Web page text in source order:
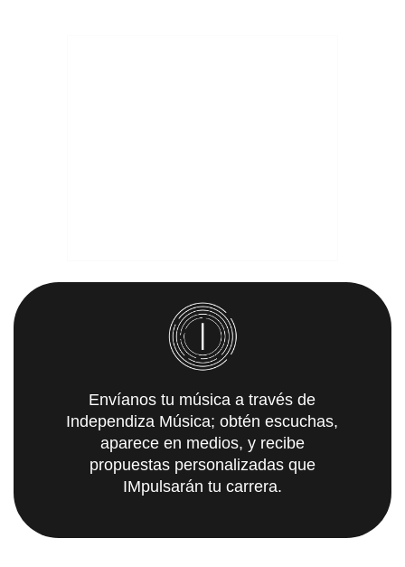
Envíanos tu música a través de
Independiza Música; obtén escuchas,
aparece en medios, y recibe
propuestas personalizadas que
IMpulsarán tu carrera.